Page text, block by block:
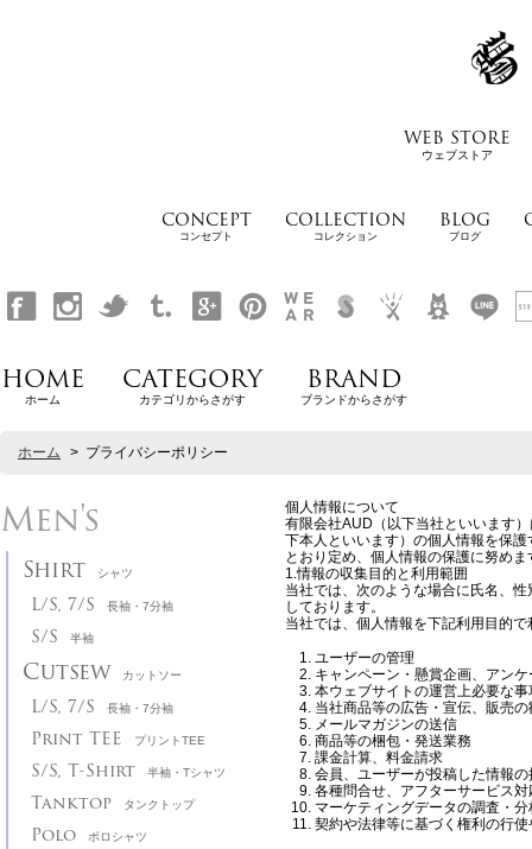
WEB STORE
ウェブストア
CONCEPT
コンセプト
COLLECTION
コレクション
BLOG
ブログ
HOME
ホーム
CATEGORY
カテゴリからさがす
BRAND
ブランドからさがす
ホーム > プライバシーポリシー
Men's
Shirt シャツ
L/S, 7/S 長袖・7分袖
S/S 半袖
Cutsew カットソー
L/S, 7/S 長袖・7分袖
Print TEE プリントTEE
S/S, T-Shirt 半袖・Tシャツ
Tanktop タンクトップ
Polo ポロシャツ
個人情報について
有限会社AUD（以下当社といいます
下本人といいます）の個人情報を保
とおり定め、個人情報の保護に努めま
1.情報の収集目的と利用範囲
当社では、次のような場合に氏名、
しております。
当社では、個人情報を下記利用目的
ユーザーの管理
キャンペーン・懸賞企画、アン
本ウェブサイトの運営上必要な
当社商品等の広告・宣伝、販売
メールマガジンの送信
商品等の梱包・発送業務
課金計算、料金請求
会員、ユーザーが投稿した情報の
各種問合せ、アフターサービス対
マーケティングデータの調査・
契約や法律等に基づく権利の行